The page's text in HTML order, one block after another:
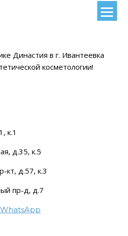
Династия в г. Ивантеевка
косметологии!
к.1
д.35, к.5
кт, д.57, к.3
пр-д, д.7
WhatsApp